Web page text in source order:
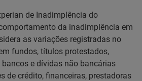
de Inadimplência do
da inadimplência em
as variações registradas no
fundos, títulos protestados,
e dívidas não bancárias
de crédito, financeiras, prestadoras